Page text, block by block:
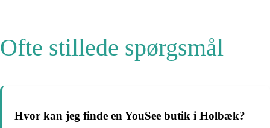
Ofte stillede spørgsmål
Hvor kan jeg finde en YouSee butik i Holbæk?